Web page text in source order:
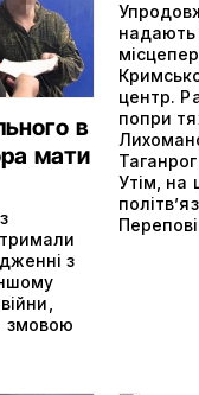
в
мати
з
змовою
надають
центр.
попри
Утім, на